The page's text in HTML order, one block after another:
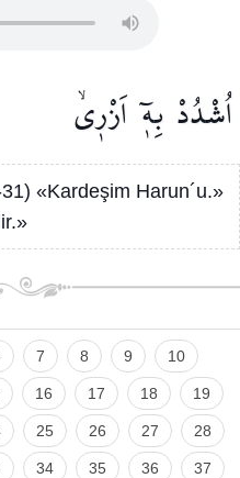
اُشْدُدْ بِه۪ٓاَزْر۪يۙ
«Kardeşim Harun´u.»
7 8 9 10
16 17 18 19
25 26 27 28
34 35 36 37